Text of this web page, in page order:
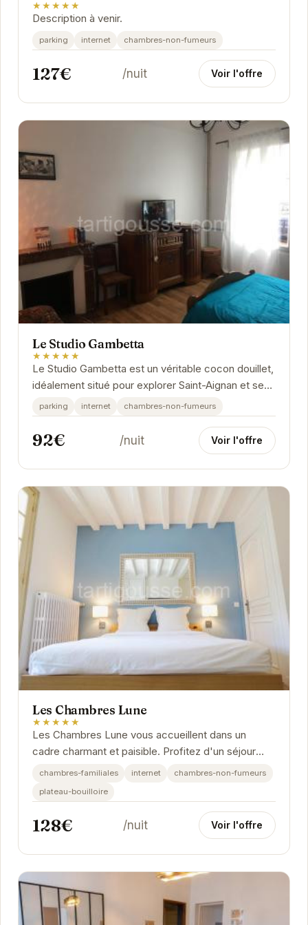
★★★★★
Description à venir.
parking internet chambres-non-fumeurs
127€ /nuit Voir l'offre
Le Studio Gambetta
★★★★★
Le Studio Gambetta est un véritable cocon douillet,
idéalement situé pour explorer Saint-Aignan et ses
environs. Avec une décoration soignée et...
parking internet chambres-non-fumeurs
92€ /nuit Voir l'offre
Les Chambres Lune
★★★★★
Les Chambres Lune vous accueillent dans un
cadre charmant et paisible. Profitez d'un séjour
relaxant dans des chambres confortables et bien...
chambres-familiales internet
chambres-non-fumeurs
plateau-bouilloire
128€ /nuit Voir l'offre